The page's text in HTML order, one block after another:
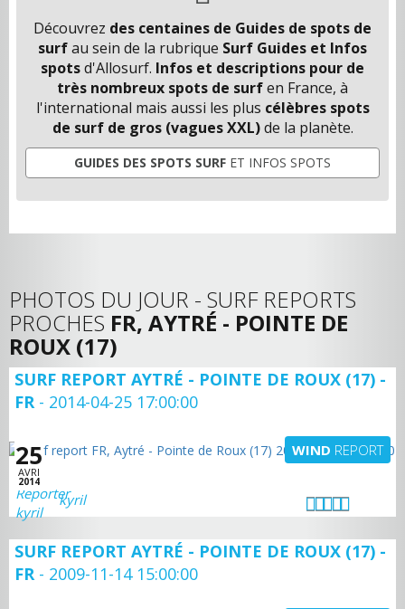
Découvrez des centaines de Guides de spots de
surfau sein de la rubrique Surf Guides et Infos
spotsd'Allosurf. Infos et descriptions pour de
très nombreux spots de surfen France, à
l'international mais aussi les plus célèbres spots
de surf de gros (vagues XXL)de la planète.
GUIDES DES SPOTS SURF ET INFOS SPOTS
PHOTOS DU JOUR - SURF REPORTS
PROCHES FR, AYTRÉ - POINTE DE
ROUX (17)
SURF REPORT AYTRÉ - POINTE DE ROUX (17) -
FR - 2014-04-25 17:00:00
25
AVRI
2014
WIND REPORT
kyril
SURF REPORT AYTRÉ - POINTE DE ROUX (17) -
FR - 2009-11-14 15:00:00